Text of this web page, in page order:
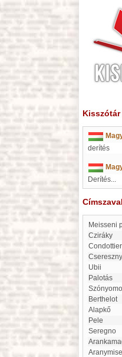
Kisszótár
derítés
Derítés...
meisseni
Cziráky
Ubii
Palotás
Berthelot
Alapkő
Pele
Seregno
Aranymise